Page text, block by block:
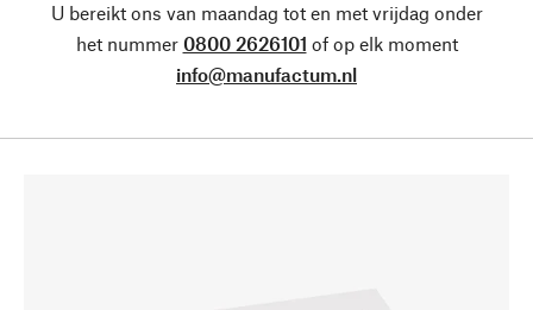
U bereikt ons van maandag tot en met vrijdag onder
het nummer 0800 2626101 of op elk moment
info@manufactum.nl